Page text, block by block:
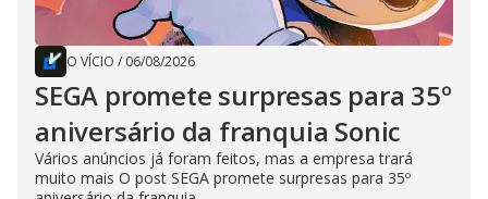
O VÍCIO / 06/08/2026
SEGA promete surpresas para 35º
aniversário da franquia Sonic
Vários anúncios já foram feitos, mas a empresa trará
muito mais O post SEGA promete surpresas para 35º